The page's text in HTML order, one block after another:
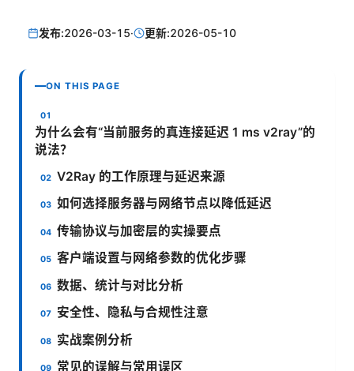
发布:2026-03-15· 更新:2026-05-10
ON THIS PAGE
为什么会有“当前服务的真连接延迟 1 ms v2ray”的
说法？
V2Ray 的工作原理与延迟来源
如何选择服务器与网络节点以降低延迟
传输协议与加密层的实操要点
客户端设置与网络参数的优化步骤
数据、统计与对比分析
安全性、隐私与合规性注意
实战案例分析
常见的误解与常用误区